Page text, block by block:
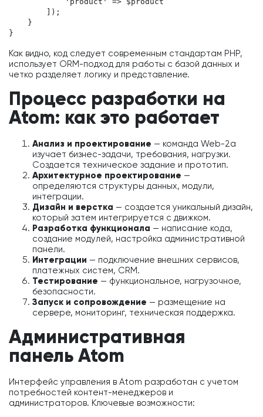
        ]);
    }
}
Как видно, код следует современным стандартам PHP,
использует ORM-подход для работы с базой данных и
четко разделяет логику и представление.
Процесс разработки на
Atom: как это работает
Анализ и проектирование — команда Web-2a
изучает бизнес-задачи, требования, нагрузки.
Создается техническое задание и прототип.
Архитектурное проектирование —
определяются структуры данных, модули,
интеграции.
Дизайн и верстка — создается уникальный дизайн,
который затем интегрируется с движком.
Разработка функционала — написание кода,
создание модулей, настройка административной
панели.
Интеграции — подключение внешних сервисов,
платежных систем, CRM.
Тестирование — функциональное, нагрузочное,
безопасности.
Запуск и сопровождение — размещение на
сервере, мониторинг, техническая поддержка.
Административная
панель Atom
Интерфейс управления в Atom разработан с учетом
потребностей контент-менеджеров и
администраторов. Ключевые возможности: